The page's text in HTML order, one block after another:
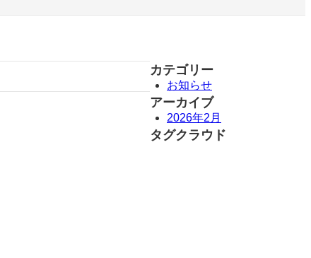
カテゴリー
お知らせ
アーカイブ
2026年2月
タグクラウド